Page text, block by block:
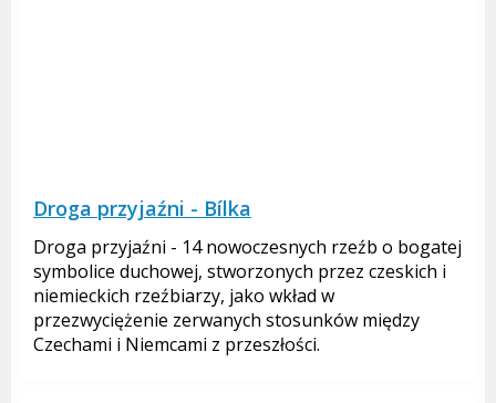
Droga przyjaźni - Bílka
Droga przyjaźni - 14 nowoczesnych rzeźb o bogatej
symbolice duchowej, stworzonych przez czeskich i
niemieckich rzeźbiarzy, jako wkład w
przezwyciężenie zerwanych stosunków między
Czechami i Niemcami z przeszłości.